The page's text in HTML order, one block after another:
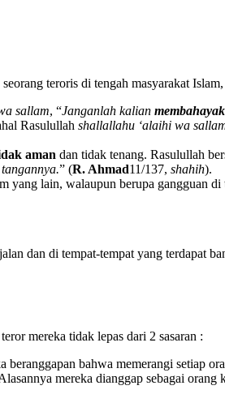
teroris di tengah masyarakat
sallam, “Janganlah kalian
Rasulullah shallallahu ‘alaihi wa
aman dan tidak tenang. Rasulullah
” (R. Ahmad11/137, shahih).
yang lain, walaupun berupa gangguan
dan di tempat-tempat yang terdapat
teror mereka tidak lepas dari 2 sasaran :
bahwa memerangi setiap
mereka dianggap sebagai